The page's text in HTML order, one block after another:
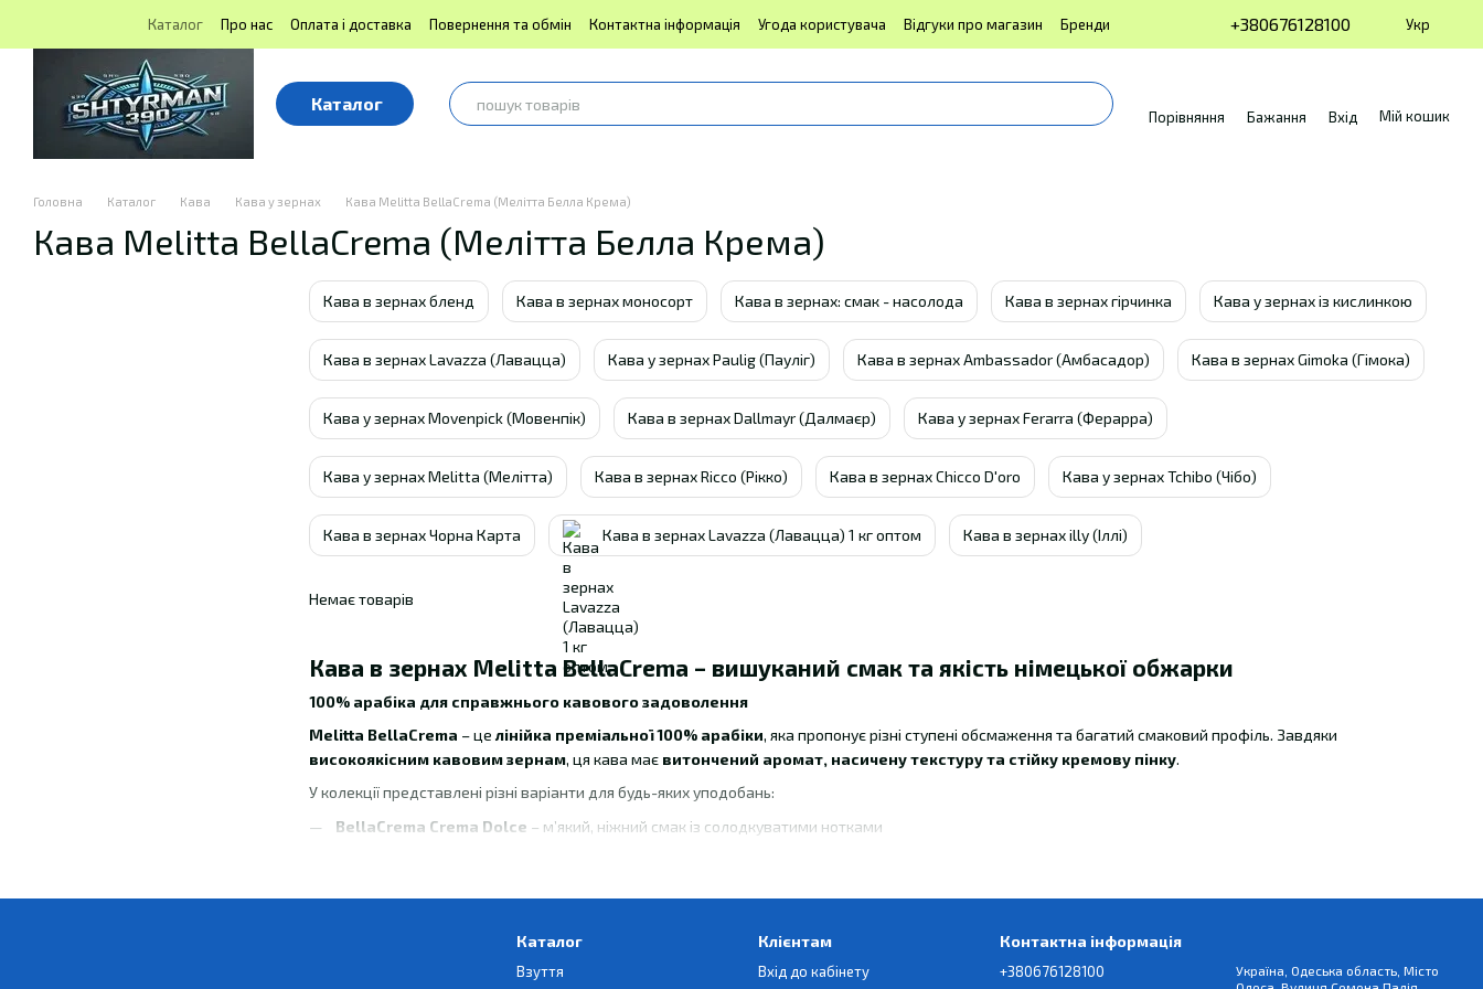
Перейти до основного контенту
Каталог Про нас Оплата і доставка Повернення та обмін Контактна інформація Угода користувача Відгуки про магазин
Бренди
Блог | Shtyrman390
Публічна оферта
+380676128100 Укр
Каталог
Порівняння Бажання Вхід Мій кошик
Головна Каталог Кава Кава у зернах Кава Melitta BellaCrema (Мелітта Белла Крема)
Кава Melitta BellaCrema (Мелітта Белла Крема)
Кава в зернах бленд Кава в зернах моносорт Кава в зернах: смак - насолода Кава в зернах гірчинка Кава у зернах із кислинкою
Кава в зернах Lavazza (Лавацца) Кава у зернах Paulig (Пауліг) Кава в зернах Ambassador (Амбасадор) Кава в зернах Gimoka (Гімока)
Кава у зернах Movenpick (Мовенпік) Кава в зернах Dallmayr (Далмаєр) Кава у зернах Ferarra (Ферарра)
Кава у зернах Melitta (Мелітта) Кава в зернах Ricco (Рікко) Кава в зернах Chicco D'oro Кава у зернах Tchibo (Чібо)
Кава в зернах Чорна Карта Кава в зернах Lavazza (Лавацца) 1 кг оптом Кава в зернах illy (Іллі)
Кава в зернах Melitta BellaCrema – вишуканий смак та якість німецької обжарки
100% арабіка для справжнього кавового задоволення
Melitta BellaCrema – це лінійка преміальної 100% арабіки, яка пропонує різні ступені обсмаження та багатий смаковий профіль. Завдяки
високоякісним кавовим зернам, ця кава має витончений аромат, насичену текстуру та стійку кремову пінку.
У колекції представлені різні варіанти для будь-яких уподобань:
BellaCrema Crema Dolce – м’який, ніжний смак із солодкуватими нотками
автоматичних кавомашинах
Немає товарів
Каталог
Взуття
Клієнтам
Вхід до кабінету
Контактна інформація
+380676128100
Україна, Одеська область, Місто